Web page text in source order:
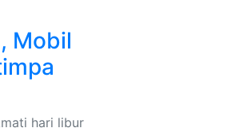
Mobil
hari libur